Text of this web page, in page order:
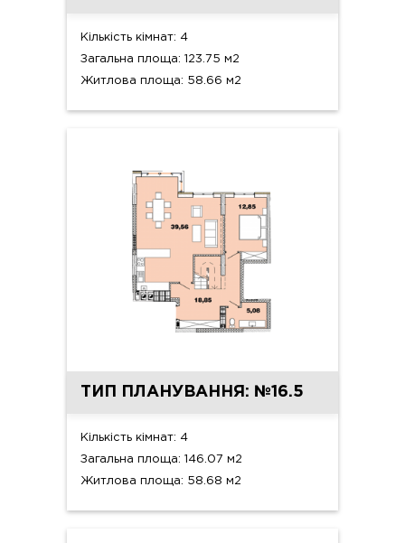
Кількість кімнат: 4
Загальна площа: 123.75 м2
Житлова площа: 58.66 м2
ТИП ПЛАНУВАННЯ: №16.5
Кількість кімнат: 4
Загальна площа: 146.07 м2
Житлова площа: 58.68 м2